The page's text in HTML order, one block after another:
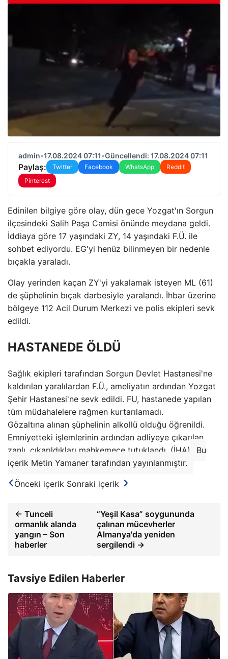
admin•17.08.2024 07:11•Güncellendi: 17.08.2024 07:11
Paylaş: Twitter Facebook WhatsApp
Reddit
Pinterest
Edinilen bilgiye göre olay, dün gece Yozgat'ın Sorgun
ilçesindeki Salih Paşa Camisi önünde meydana geldi.
İddiaya göre 17 yaşındaki ZY, 14 yaşındaki F.Ü. ile
sohbet ediyordu. EG'yi henüz bilinmeyen bir nedenle
bıçakla yaraladı.
Olay yerinden kaçan ZY'yi yakalamak isteyen ML (61)
de şüphelinin bıçak darbesiyle yaralandı. İhbar üzerine
bölgeye 112 Acil Durum Merkezi ve polis ekipleri sevk
edildi.
HASTANEDE ÖLDÜ
Sağlık ekipleri tarafından Sorgun Devlet Hastanesi'ne
kaldırılan yaralılardan F.Ü., ameliyatın ardından Yozgat
Şehir Hastanesi'ne sevk edildi. FU, hastanede yapılan
tüm müdahalelere rağmen kurtarılamadı.
Gözaltına alınan şüphelinin alkollü olduğu öğrenildi.
Emniyetteki işlemlerinin ardından adliyeye çıkarılan
zanlı, çıkarıldıkları mahkemece tutuklandı. (İHA)
Bu
içerik Metin Yamaner tarafından yayınlanmıştır.
Önceki içerik Sonraki içerik
← Tunceli
ormanlık alanda
yangın – Son
haberler
“Yeşil Kasa” soygununda
çalınan mücevherler
Almanya'da yeniden
sergilendi →
Tavsiye Edilen Haberler